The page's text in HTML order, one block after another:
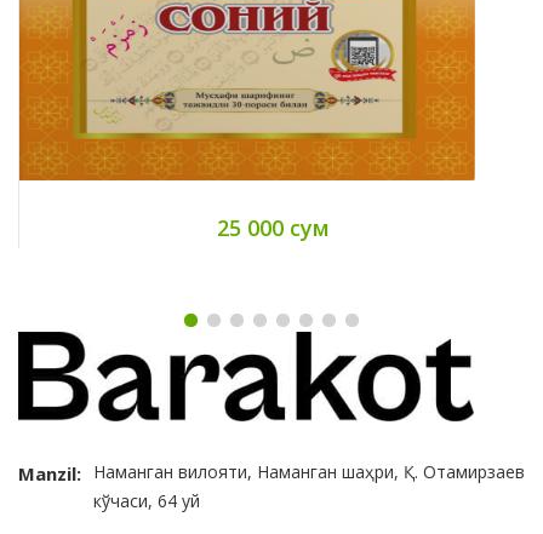
25 000 сум
Manzil: Наманган вилояти, Наманган шаҳри, Қ. Отамирзаев
кўчаси, 64 уй